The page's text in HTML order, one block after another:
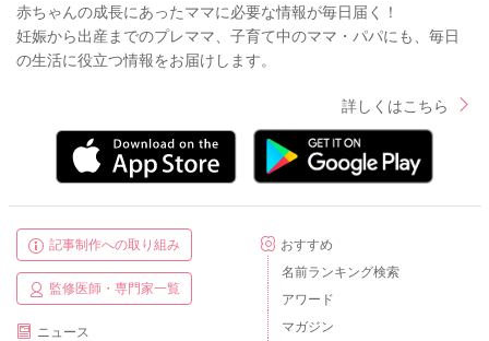
赤ちゃんの成長にあったママに必要な情報が毎日届く！
妊娠から出産までのプレママ、子育て中のママ・パパにも、毎日
の生活に役立つ情報をお届けします。
詳しくはこちら
記事制作への取り組み
監修医師・専門家一覧
ニュース
おすすめ
名前ランキング検索
アワード
マガジン